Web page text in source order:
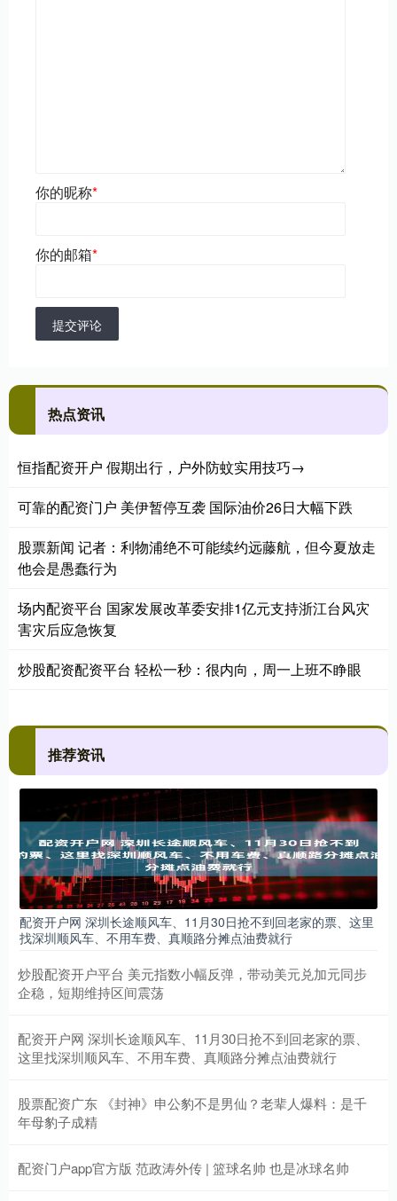
你的昵称*
你的邮箱*
提交评论
热点资讯
恒指配资开户 假期出行，户外防蚊实用技巧→
可靠的配资门户 美伊暂停互袭 国际油价26日大幅下跌
股票新闻 记者：利物浦绝不可能续约远藤航，但今夏放走
他会是愚蠢行为
场内配资平台 国家发展改革委安排1亿元支持浙江台风灾
害灾后应急恢复
炒股配资配资平台 轻松一秒：很内向，周一上班不睁眼
推荐资讯
配资开户网 深圳长途顺风车、11月30日抢不到回老家的票、这里
找深圳顺风车、不用车费、真顺路分摊点油费就行
炒股配资开户平台 美元指数小幅反弹，带动美元兑加元同步
企稳，短期维持区间震荡
配资开户网 深圳长途顺风车、11月30日抢不到回老家的票、
这里找深圳顺风车、不用车费、真顺路分摊点油费就行
股票配资广东 《封神》申公豹不是男仙？老辈人爆料：是千
年母豹子成精
配资门户app官方版 范政涛外传 | 篮球名帅 也是冰球名帅